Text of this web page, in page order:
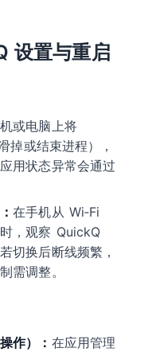
设置与重启
或电脑上将
掉或结束进程），
用状态异常会通过
在手机从 Wi‑Fi
，观察 QuickQ
切换后断线频繁，
需调整。
作）： 在应用管理